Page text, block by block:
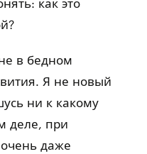
как это
в бедном
Я не новый
ни к какому
деле, при
даже